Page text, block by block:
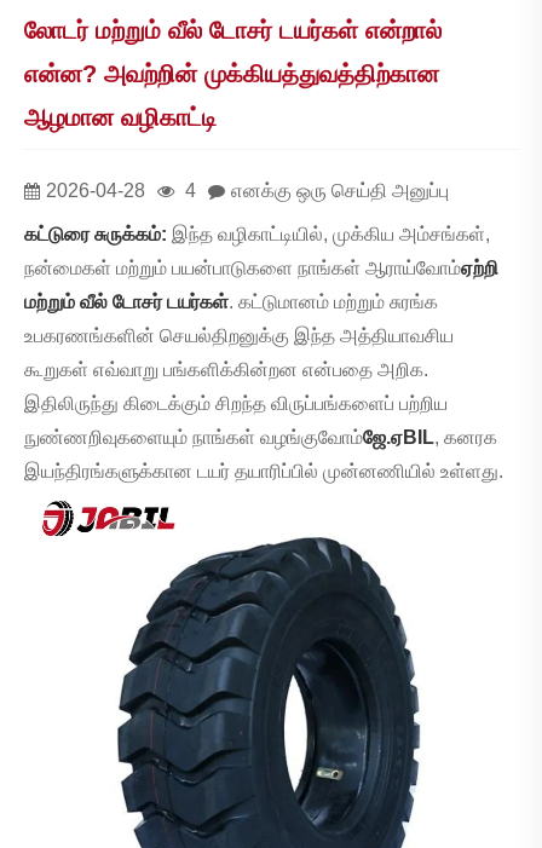
லோடர் மற்றும் வீல் டோசர் டயர்கள் என்றால்
என்ன? அவற்றின் முக்கியத்துவத்திற்கான
ஆழமான வழிகாட்டி
2026-04-28 4 எனக்கு ஒரு செய்தி அனுப்பு
கட்டுரை சுருக்கம்: இந்த வழிகாட்டியில், முக்கிய அம்சங்கள்,
நன்மைகள் மற்றும் பயன்பாடுகளை நாங்கள் ஆராய்வோம்ஏற்றி
மற்றும் வீல் டோசர் டயர்கள். கட்டுமானம் மற்றும் சுரங்க
உபகரணங்களின் செயல்திறனுக்கு இந்த அத்தியாவசிய
கூறுகள் எவ்வாறு பங்களிக்கின்றன என்பதை அறிக.
இதிலிருந்து கிடைக்கும் சிறந்த விருப்பங்களைப் பற்றிய
நுண்ணறிவுகளையும் நாங்கள் வழங்குவோம்ஜே.ஏBIL, கனரக
இயந்திரங்களுக்கான டயர் தயாரிப்பில் முன்னணியில் உள்ளது.